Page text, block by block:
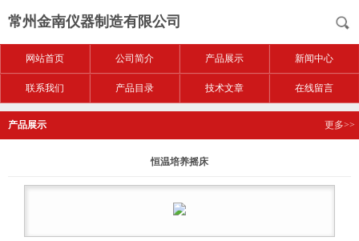
常州金南仪器制造有限公司
网站首页 公司简介 产品展示 新闻中心
联系我们 产品目录 技术文章 在线留言
产品展示 更多>>
恒温培养摇床